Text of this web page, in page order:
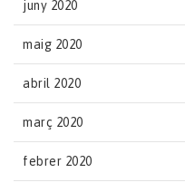
juny 2020
maig 2020
abril 2020
març 2020
febrer 2020